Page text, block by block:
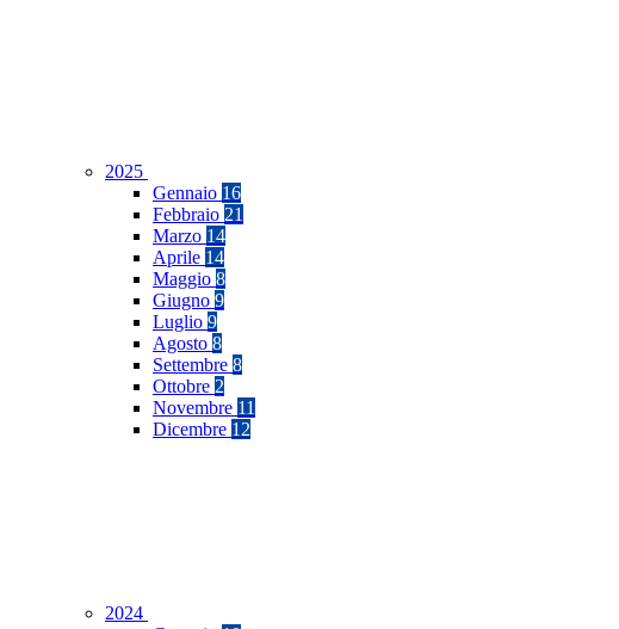
2025
Gennaio 16
Febbraio 21
Marzo 14
Aprile 14
Maggio 8
Giugno 9
Luglio 9
Agosto 8
Settembre 8
Ottobre 2
Novembre 11
Dicembre 12
2024